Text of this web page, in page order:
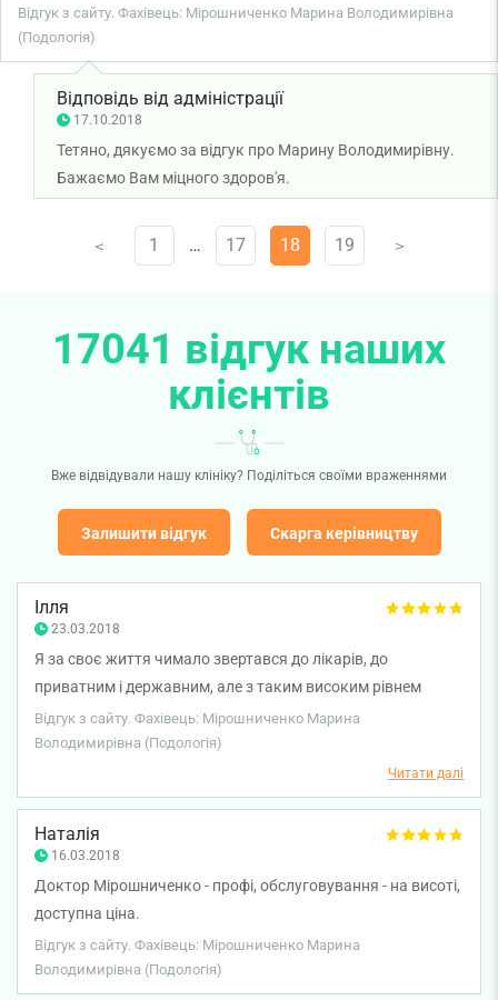
Відгук з сайту. Фахівець: Мірошниченко Марина Володимирівна
(Подологія)
Відповідь від адміністрації
17.10.2018
Тетяно, дякуємо за відгук про Марину Володимирівну.
Бажаємо Вам міцного здоров'я.
V 1 … 17 18 19 V
17041 відгук наших
клієнтів
Вже відвідували нашу клініку? Поділіться своїми враженнями
Залишити відгук Скарга керівництву
Ілля
23.03.2018
Я за своє життя чимало звертався до лікарів, до
приватним і державним, але з таким високим рівнем
обслуговування стикаюся вперше. Місяців 9 назад я
звертався в Оболонську районну з вросшим нігтем, де
місцеві вовкулаки мені його вирвали і прописали
поливати пов'язку горілкою. Коли ніготь відріс, він вріс з
двох сторін (тобто в результаті "лікування" стало рівно в 2
рази гірше). Я пішов туди знову (2,5 години в черзі) і коли
"лікар" прописав мені парити ногу в відварі ромашки, я
вирішив звернутися до Марини Володимирівни. За три
візиту я заплатив менше того, що з мене витрусили
перевертні в халатах, і після кожного частина мене
жаліла, що врослий ніготь у мене тільки один. 6 зірок з 5-
Відгук з сайту. Фахівець: Мірошниченко Марина
Володимирівна (Подологія)
Читати далі
Наталія
16.03.2018
Доктор Мірошниченко - профі, обслуговування - на висоті,
доступна ціна.
Відгук з сайту. Фахівець: Мірошниченко Марина
Володимирівна (Подологія)